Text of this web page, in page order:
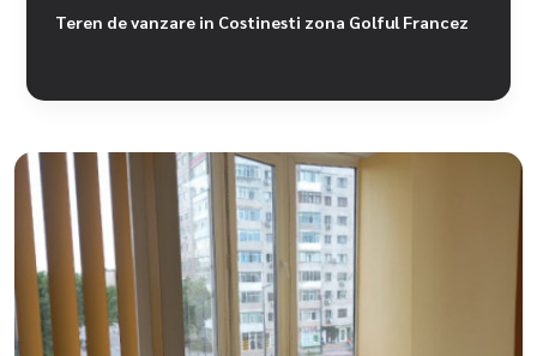
Teren de vanzare in Costinesti zona Golful Francez